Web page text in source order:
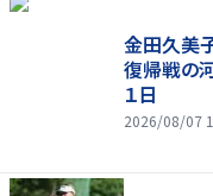
金田久美
復帰戦の
１日
2026/08/07